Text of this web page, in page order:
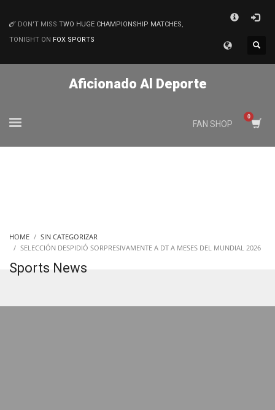
MATCHES
DON'T MISS TWO HUGE CHAMPIONSHIP MATCHES,
TONIGHT ON FOX SPORTS
Aficionado Al Deporte
FAN SHOP
HOME
SIN CATEGORIZAR
SELECCIÓN DESPIDIÓ SORPRESIVAMENTE A DT A MESES DEL MUNDIAL 2026
Sports News